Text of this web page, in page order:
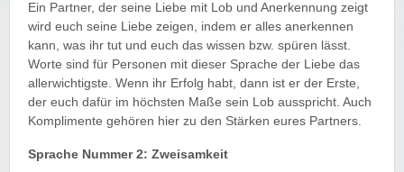
Ein Partner, der seine Liebe mit Lob und Anerkennung zeigt
wird euch seine Liebe zeigen, indem er alles anerkennen
kann, was ihr tut und euch das wissen bzw. spüren lässt.
Worte sind für Personen mit dieser Sprache der Liebe das
allerwichtigste. Wenn ihr Erfolg habt, dann ist er der Erste,
der euch dafür im höchsten Maße sein Lob ausspricht. Auch
Komplimente gehören hier zu den Stärken eures Partners.
Sprache Nummer 2: Zweisamkeit